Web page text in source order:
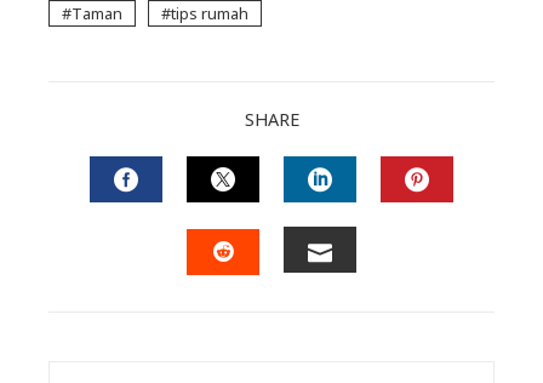
Taman
tips rumah
SHARE
FACEBOOKTWITTERLINKEDIN